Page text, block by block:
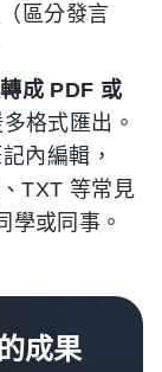
區分發言
成 PDF 或
格式匯出。
內編輯，
TXT 等常見
學或同事。
成果